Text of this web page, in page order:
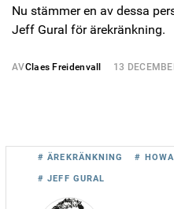
Nu stämmer en av dessa
Jeff Gural för ärekränkning.
AVClaes Freidenvall 13
# ÄREKRÄNKNING #
# JEFF GURAL